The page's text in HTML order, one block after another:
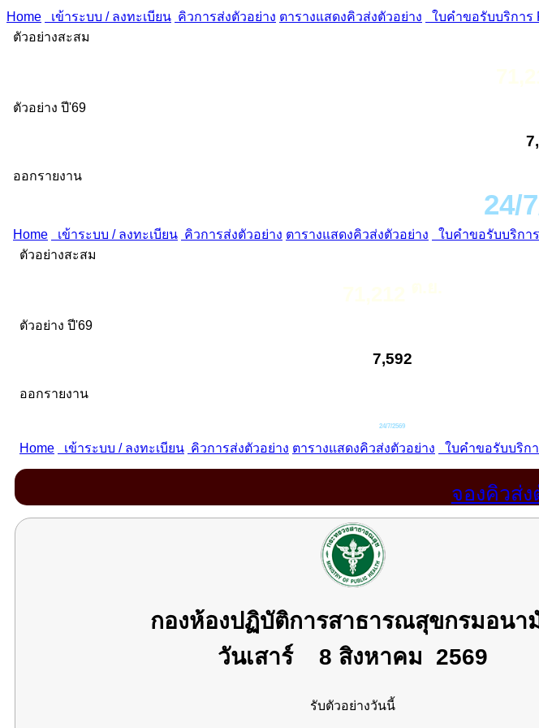
Home เข้าระบบ / ลงทะเบียน คิวการส่งตัวอย่าง ตารางแสดงคิวส่งตัวอย่าง
ใบคำขอรับบริการ
ตัวอย่างสะสม
ตัวอย่าง ปี'69
ออกรายงาน
24/
จองคิวส่ง
กองห้องปฏิบัติการสาธารณสุขกรมอนา
วันเสาร์
8 สิงหาคม 2569
รับตัวอย่างวันนี้